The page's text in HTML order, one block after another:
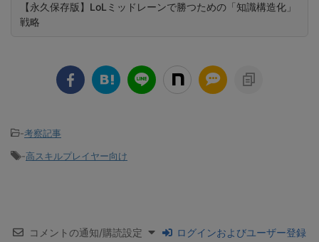
【永久保存版】LoLミッドレーンで勝つための「知識構造化」
戦略
-考察記事
-高スキルプレイヤー向け
コメントの通知/購読設定 ログインおよびユーザー登録